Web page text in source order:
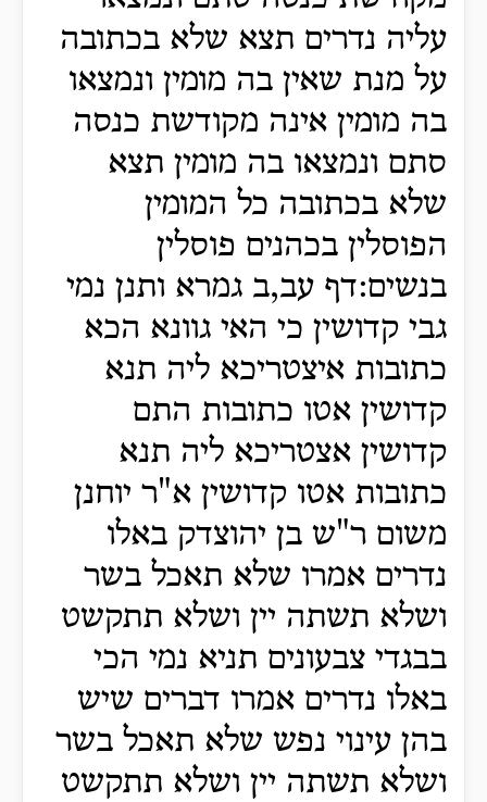
עליה נדרים תצא שלא בכתובה
על מנת שאין בה מומין ונמצאו
בה מומין אינה מקודשת כנסה
סתם ונמצאו בה מומין תצא
שלא בכתובה כל המומין
הפוסלין בכהנים פוסלין
בנשים:דף עב,ב גמרא ותנן נמי
גבי קדושין כי האי גוונא הכא
כתובות איצטריכא ליה תנא
קדושין אטו כתובות התם
קדושין אצטריכא ליה תנא
כתובות אטו קדושין א"ר יוחנן
משום ר"ש בן יהוצדק באלו
נדרים אמרו שלא תאכל בשר
ושלא תשתה יין ושלא תתקשט
בבגדי צבעונים תניא נמי הכי
באלו נדרים אמרו דברים שיש
בהן עינוי נפש שלא תאכל בשר
ושלא תשתה יין ושלא תתקשט